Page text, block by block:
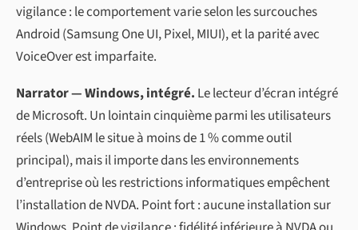
vigilance : le comportement varie selon les surcouches
Android (Samsung One UI, Pixel, MIUI), et la parité avec
VoiceOver est imparfaite.
Narrator — Windows, intégré. Le lecteur d’écran intégré
de Microsoft. Un lointain cinquième parmi les utilisateurs
réels (WebAIM le situe à moins de 1 % comme outil
principal), mais il importe dans les environnements
d’entreprise où les restrictions informatiques empêchent
l’installation de NVDA. Point fort : aucune installation sur